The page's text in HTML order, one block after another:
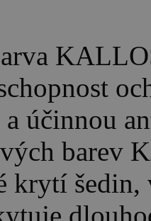
účinnou
barev
krytí šedin,